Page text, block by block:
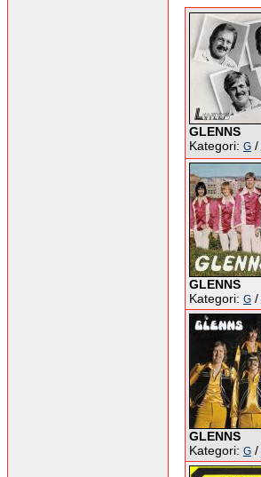
GLENNS
Kategori: G /
GLENNS
Kategori: G /
GLENNS
Kategori: G /